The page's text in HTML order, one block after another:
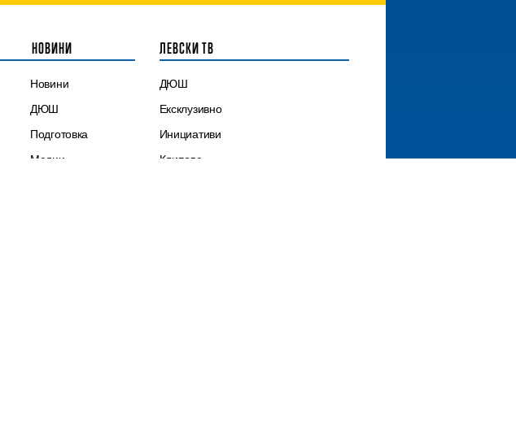
НОВИНИ
Новини
ДЮШ
Подготовка
Медии
ЛЕВСКИ ТВ
ДЮШ
Ексклузивно
Инициативи
Клипове